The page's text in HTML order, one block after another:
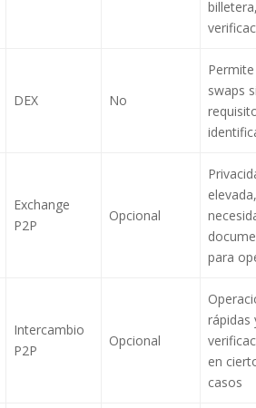
DEX No
Permite
swaps
Exchange
P2P
Opcional
para
Intercambio
P2P
Opcional
rápidas
en
casos